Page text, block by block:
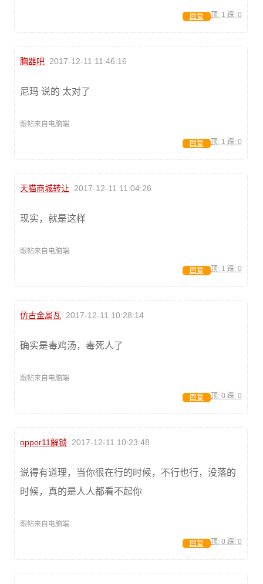
顶: 1 踩: 0
回复
胸器吧 2017-12-11 11:46:16
尼玛 说的 太对了
跟帖来自电脑端
顶: 1 踩: 0
回复
天猫商城转让 2017-12-11 11:04:26
现实，就是这样
跟帖来自电脑端
顶: 1 踩: 0
回复
仿古金属瓦 2017-12-11 10:28:14
确实是毒鸡汤，毒死人了
跟帖来自电脑端
顶: 0 踩: 0
回复
oppor11解锁 2017-12-11 10:23:48
说得有道理，当你很在行的时候，不行也行，没落的
时候，真的是人人都看不起你
跟帖来自电脑端
顶: 0 踩: 0
回复